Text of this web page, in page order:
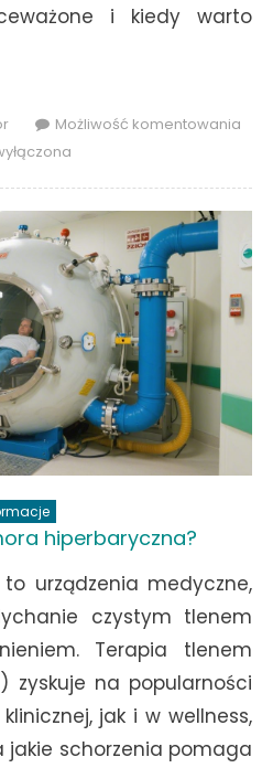
i kiedy warto
Możliwość komentowania
hiperbaryczna?
urządzenia medyczne,
czystym tlenem
Terapia tlenem
zyskuje na popularności
jak i w wellness,
schorzenia pomaga